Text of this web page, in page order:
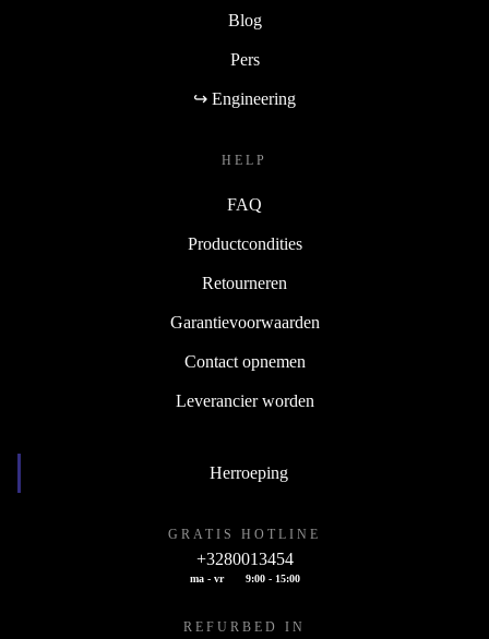
Blog
Pers
↪ Engineering
HELP
FAQ
Productcondities
Retourneren
Garantievoorwaarden
Contact opnemen
Leverancier worden
Herroeping
GRATIS HOTLINE
+3280013454
ma - vr 9:00 - 15:00
REFURBED IN